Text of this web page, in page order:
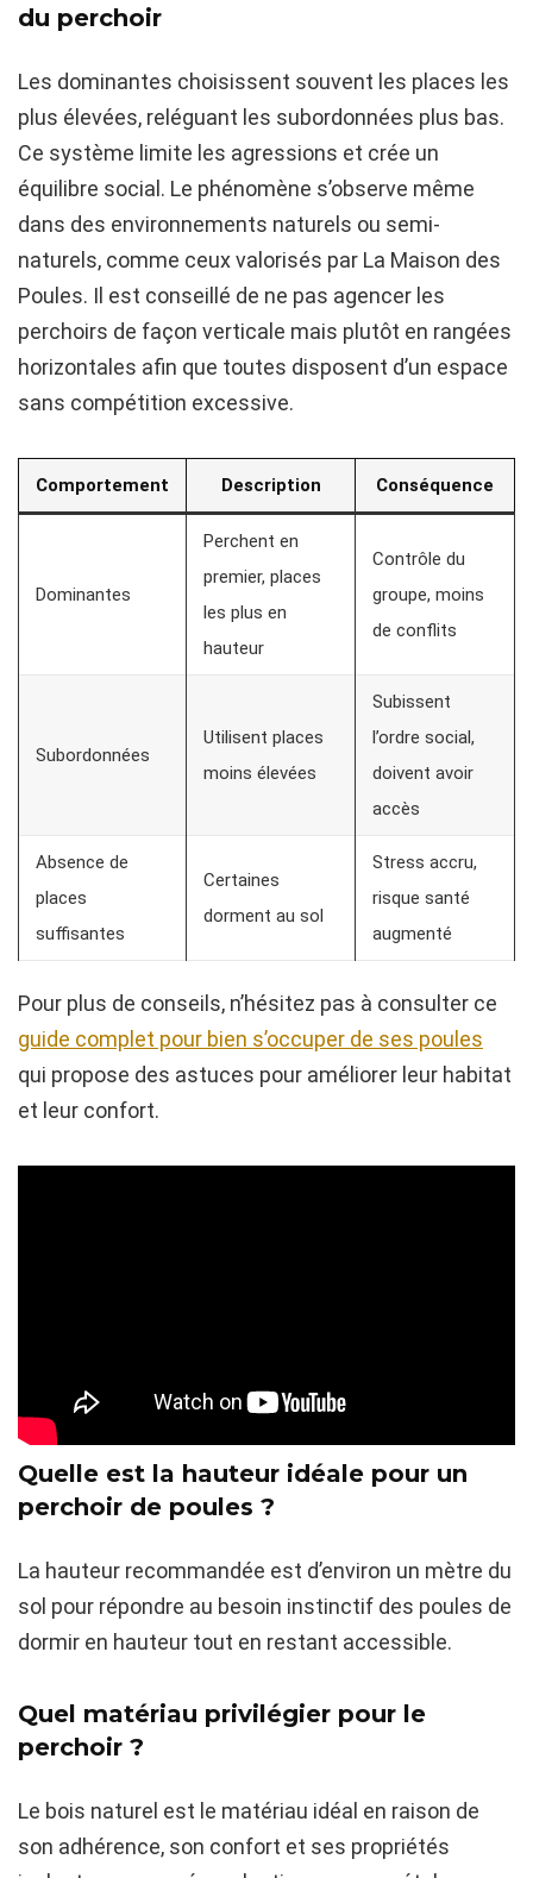
du perchoir
Les dominantes choisissent souvent les places les
plus élevées, reléguant les subordonnées plus bas.
Ce système limite les agressions et crée un
équilibre social. Le phénomène s’observe même
dans des environnements naturels ou semi-
naturels, comme ceux valorisés par La Maison des
Poules. Il est conseillé de ne pas agencer les
perchoirs de façon verticale mais plutôt en rangées
horizontales afin que toutes disposent d’un espace
sans compétition excessive.
Comportement Description Conséquence
Dominantes
Perchent en
premier, places
les plus en
hauteur
Contrôle du
groupe, moins
de conflits
Subordonnées
Utilisent places
moins élevées
Subissent
l’ordre social,
doivent avoir
accès
Absence de
places
suffisantes
Certaines
dorment au sol
Stress accru,
risque santé
augmenté
Pour plus de conseils, n’hésitez pas à consulter ce
guide complet pour bien s’occuper de ses poules
qui propose des astuces pour améliorer leur habitat
et leur confort.
Quelle est la hauteur idéale pour un
perchoir de poules ?
La hauteur recommandée est d’environ un mètre du
sol pour répondre au besoin instinctif des poules de
dormir en hauteur tout en restant accessible.
Quel matériau privilégier pour le
perchoir ?
Le bois naturel est le matériau idéal en raison de
son adhérence, son confort et ses propriétés